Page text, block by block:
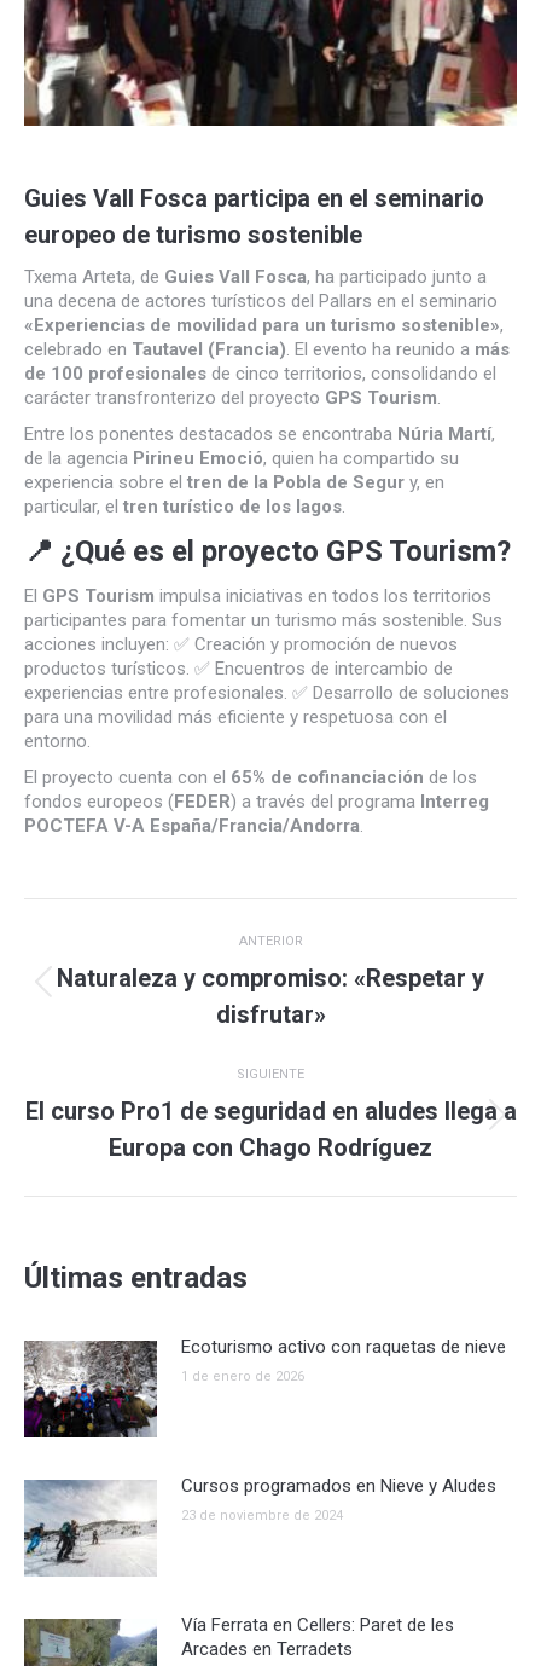
Guies Vall Fosca participa en el seminario
europeo de turismo sostenible
Txema Arteta, de Guies Vall Fosca, ha participado junto a
una decena de actores turísticos del Pallars en el seminario
«Experiencias de movilidad para un turismo sostenible»,
celebrado en Tautavel (Francia). El evento ha reunido a más
de 100 profesionales de cinco territorios, consolidando el
carácter transfronterizo del proyecto GPS Tourism.
Entre los ponentes destacados se encontraba Núria Martí,
de la agencia Pirineu Emoció, quien ha compartido su
experiencia sobre el tren de la Pobla de Segur y, en
particular, el tren turístico de los lagos.
📍 ¿Qué es el proyecto GPS Tourism?
El GPS Tourism impulsa iniciativas en todos los territorios
participantes para fomentar un turismo más sostenible. Sus
acciones incluyen: ✅ Creación y promoción de nuevos
productos turísticos. ✅ Encuentros de intercambio de
experiencias entre profesionales. ✅ Desarrollo de soluciones
para una movilidad más eficiente y respetuosa con el
entorno.
El proyecto cuenta con el 65% de cofinanciación de los
fondos europeos (FEDER) a través del programa Interreg
POCTEFA V-A España/Francia/Andorra.
entre
publicaciones
ANTERIOR
Publicación
anterior:
Naturaleza y compromiso: «Respetar y
disfrutar»
SIGUIENTE
Publicación
siguiente:
El curso Pro1 de seguridad en aludes llega a
Europa con Chago Rodríguez
Últimas entradas
Ecoturismo activo con raquetas de nieve
1 de enero de 2026
Cursos programados en Nieve y Aludes
23 de noviembre de 2024
Vía Ferrata en Cellers: Paret de les
Arcades en Terradets